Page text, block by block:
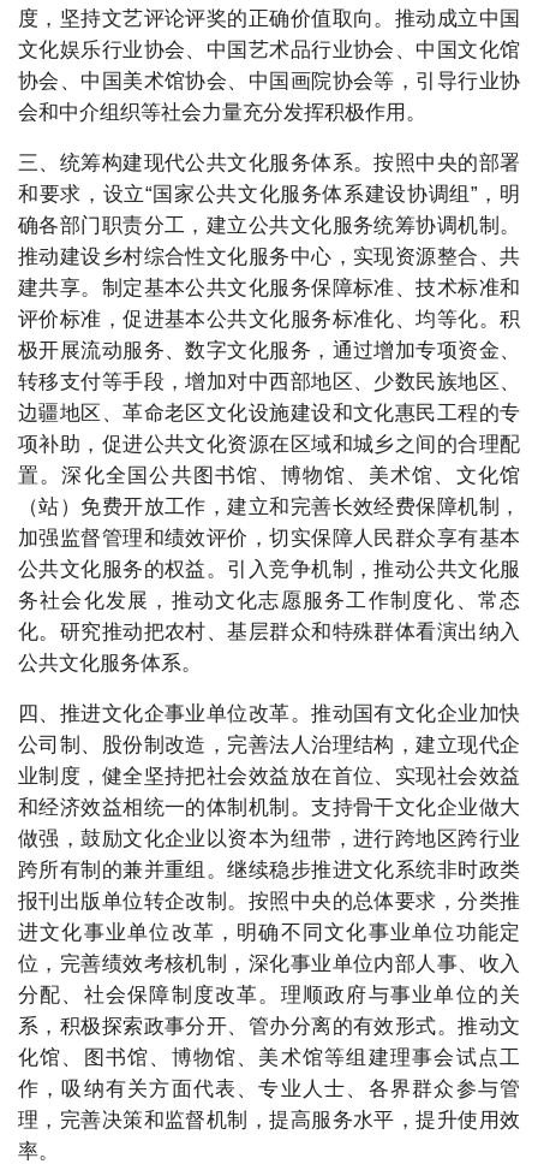
度，坚持文艺评论评奖的正确价值取向。推动成立中国
文化娱乐行业协会、中国艺术品行业协会、中国文化馆
协会、中国美术馆协会、中国画院协会等，引导行业协
会和中介组织等社会力量充分发挥积极作用。
三、统筹构建现代公共文化服务体系。按照中央的部署
和要求，设立“国家公共文化服务体系建设协调组”，明
确各部门职责分工，建立公共文化服务统筹协调机制。
推动建设乡村综合性文化服务中心，实现资源整合、共
建共享。制定基本公共文化服务保障标准、技术标准和
评价标准，促进基本公共文化服务标准化、均等化。积
极开展流动服务、数字文化服务，通过增加专项资金、
转移支付等手段，增加对中西部地区、少数民族地区、
边疆地区、革命老区文化设施建设和文化惠民工程的专
项补助，促进公共文化资源在区域和城乡之间的合理配
置。深化全国公共图书馆、博物馆、美术馆、文化馆
（站）免费开放工作，建立和完善长效经费保障机制，
加强监督管理和绩效评价，切实保障人民群众享有基本
公共文化服务的权益。引入竞争机制，推动公共文化服
务社会化发展，推动文化志愿服务工作制度化、常态
化。研究推动把农村、基层群众和特殊群体看演出纳入
公共文化服务体系。
四、推进文化企事业单位改革。推动国有文化企业加快
公司制、股份制改造，完善法人治理结构，建立现代企
业制度，健全坚持把社会效益放在首位、实现社会效益
和经济效益相统一的体制机制。支持骨干文化企业做大
做强，鼓励文化企业以资本为纽带，进行跨地区跨行业
跨所有制的兼并重组。继续稳步推进文化系统非时政类
报刊出版单位转企改制。按照中央的总体要求，分类推
进文化事业单位改革，明确不同文化事业单位功能定
位，完善绩效考核机制，深化事业单位内部人事、收入
分配、社会保障制度改革。理顺政府与事业单位的关
系，积极探索政事分开、管办分离的有效形式。推动文
化馆、图书馆、博物馆、美术馆等组建理事会试点工
作，吸纳有关方面代表、专业人士、各界群众参与管
理，完善决策和监督机制，提高服务水平，提升使用效
率。